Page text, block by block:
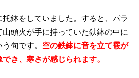
鉢をしていました。すると、パラ
頭火が手に持っていた鉄鉢の中に
句です。 空の鉄鉢に音を立て霰が
き、寒さが感じられます。